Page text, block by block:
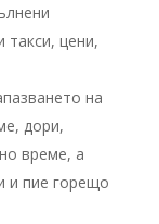
такси, цени,
на
дори,
време, а
и пие горещо